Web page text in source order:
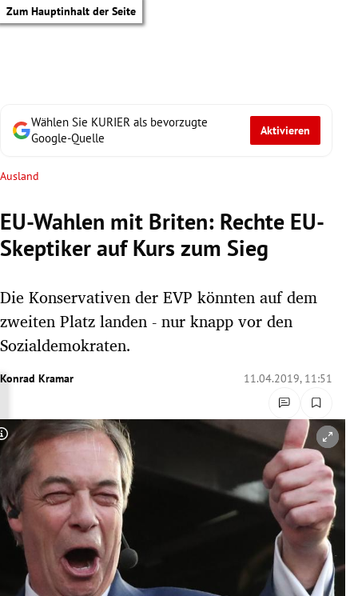
Zum Hauptinhalt der Seite
Untermenü
Untermenü
Untermenü
Untermenü
Untermenü
Untermenü
Wählen Sie KURIER als bevorzugte
Google-Quelle
Aktivieren
Ausland
EU-Wahlen mit Briten: Rechte EU-
Skeptiker auf Kurs zum Sieg
Die Konservativen der EVP könnten auf dem
zweiten Platz landen - nur knapp vor den
Sozialdemokraten.
Konrad Kramar 11.04.2019, 11:51
Copyright-Hinweis öffnen/schließen